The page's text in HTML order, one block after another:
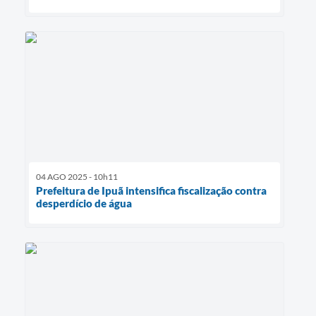
04 AGO 2025 - 10h11
Prefeitura de Ipuã intensifica fiscalização contra
desperdício de água